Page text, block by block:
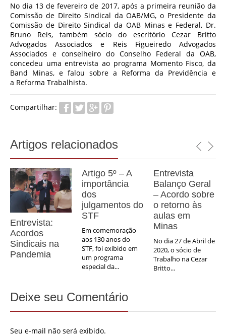
No dia 13 de fevereiro de 2017, após a primeira reunião da
Comissão de Direito Sindical da OAB/MG, o Presidente da
Comissão de Direito Sindical da OAB Minas e Federal, Dr.
Bruno Reis, também sócio do escritório Cezar Britto
Advogados Associados e Reis Figueiredo Advogados
Associados e conselheiro do Conselho Federal da OAB,
concedeu uma entrevista ao programa Momento Fisco, da
Band Minas, e falou sobre a Reforma da Previdência e
a Reforma Trabalhista.
Compartilhar:
Artigos relacionados
Entrevista:
Acordos
Sindicais na
Pandemia
Artigo 5º – A
importância
dos
julgamentos do
STF
Em comemoração
aos 130 anos do
STF, foi exibido em
um programa
especial da...
Entrevista
Balanço Geral
– Acordo sobre
o retorno às
aulas em
Minas
No dia 27 de Abril de
2020, o sócio de
Trabalho na Cezar
Britto...
Deixe seu Comentário
Seu e-mail não será exibido.